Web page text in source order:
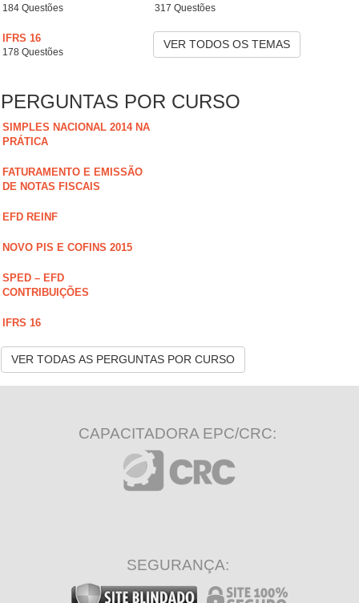
184 Questões 317 Questões
IFRS 16
178 Questões
VER TODOS OS TEMAS
PERGUNTAS POR CURSO
SIMPLES NACIONAL 2014 NA
PRÁTICA
FATURAMENTO E EMISSÃO
DE NOTAS FISCAIS
EFD REINF
NOVO PIS E COFINS 2015
SPED – EFD
CONTRIBUIÇÕES
IFRS 16
VER TODAS AS PERGUNTAS POR CURSO
CAPACITADORA EPC/CRC:
SEGURANÇA: